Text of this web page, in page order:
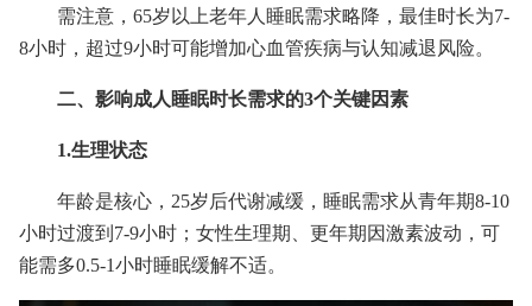
需注意，65岁以上老年人睡眠需求略降，最佳时长为7-
8小时，超过9小时可能增加心血管疾病与认知减退风险。
二、影响成人睡眠时长需求的3个关键因素
1.生理状态
年龄是核心，25岁后代谢减缓，睡眠需求从青年期8-10
小时过渡到7-9小时；女性生理期、更年期因激素波动，可
能需多0.5-1小时睡眠缓解不适。